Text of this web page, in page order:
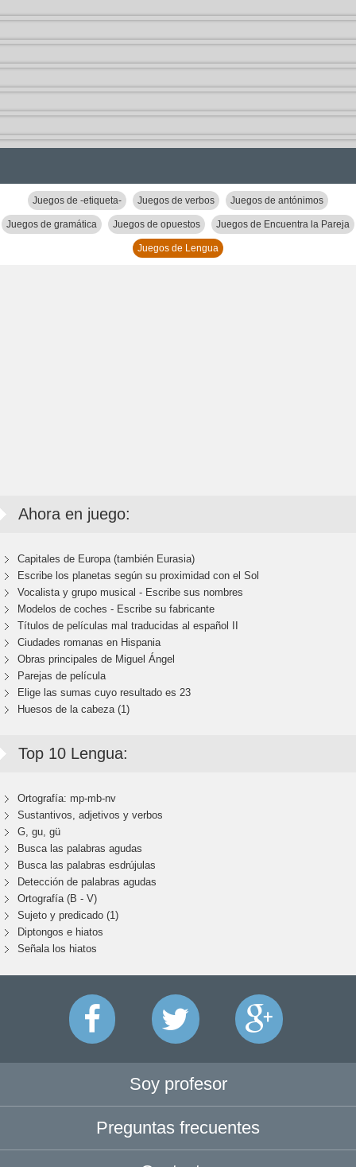
Juegos de -etiqueta- Juegos de verbos Juegos de antónimos
Juegos de gramática Juegos de opuestos Juegos de Encuentra la Pareja
Juegos de Lengua
Ahora en juego:
Capitales de Europa (también Eurasia)
Escribe los planetas según su proximidad con el Sol
Vocalista y grupo musical - Escribe sus nombres
Modelos de coches - Escribe su fabricante
Títulos de películas mal traducidas al español II
Ciudades romanas en Hispania
Obras principales de Miguel Ángel
Parejas de película
Elige las sumas cuyo resultado es 23
Huesos de la cabeza (1)
Top 10 Lengua:
Ortografía: mp-mb-nv
Sustantivos, adjetivos y verbos
G, gu, gü
Busca las palabras agudas
Busca las palabras esdrújulas
Detección de palabras agudas
Ortografía (B - V)
Sujeto y predicado (1)
Diptongos e hiatos
Señala los hiatos
Soy profesor
Preguntas frecuentes